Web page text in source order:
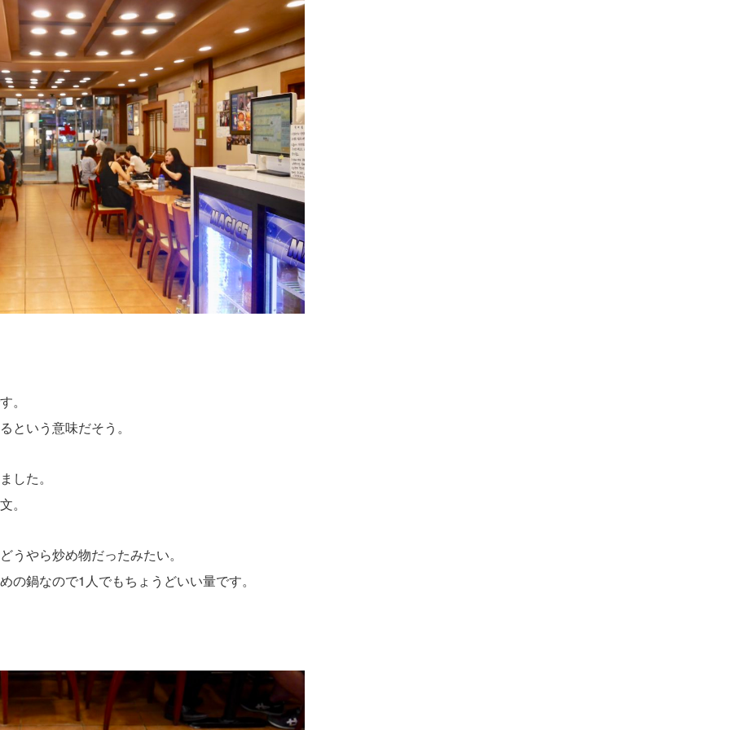
。
という意味だそう。
した。
。
うやら炒め物だったみたい。
の鍋なので1人でもちょうどいい量です。